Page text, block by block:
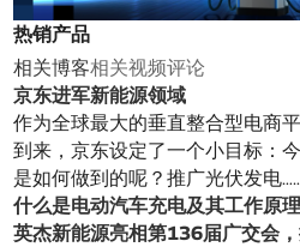
热销产品
相关博客相关视频评论
京东进军新能源领域
作为全球最大的垂直整合型电商
到来，京东设定了一个小目标：
是如何做到的呢？推广光伏发电
什么是电动汽车充电及其工作原理
英杰新能源亮相第136届广交会